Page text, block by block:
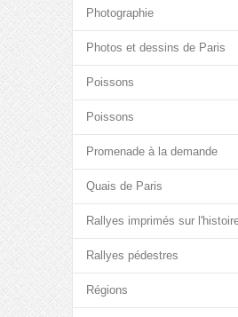
Photographie
Photos et dessins de Paris
Poissons
Poissons
Promenade à la demande
Quais de Paris
Rallyes imprimés sur
Rallyes pédestres
Régions